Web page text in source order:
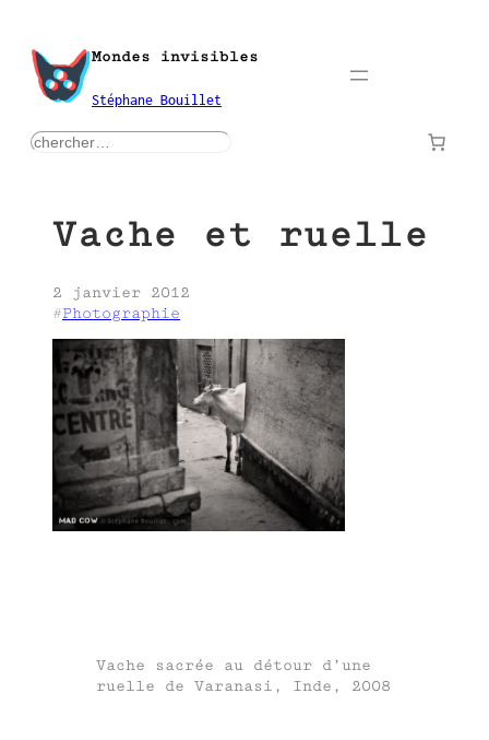
contenu
Mondes invisibles
Stéphane Bouillet
rechercher
Vache et ruelle
2 janvier 2012
#Photographie
Vache sacrée au détour d’une
ruelle de Varanasi, Inde, 2008